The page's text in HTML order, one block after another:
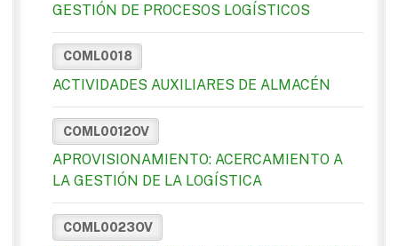
GESTIÓN DE PROCESOS LOGÍSTICOS
COML0018
ACTIVIDADES AUXILIARES DE ALMACÉN
COML0012OV
APROVISIONAMIENTO: ACERCAMIENTO A
LA GESTIÓN DE LA LOGÍSTICA
COML0023OV